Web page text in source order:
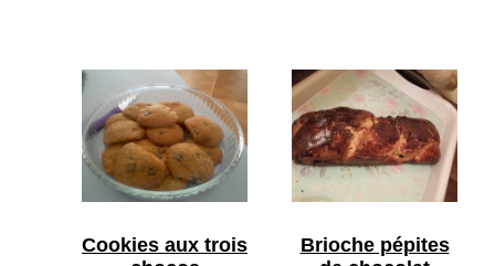
Cookies aux trois
Brioche pépites